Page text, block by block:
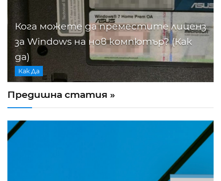
Кога можете да преместите лиценз
за Windows на нов компютър? (Как
да)
Как Да
Предишна статия »